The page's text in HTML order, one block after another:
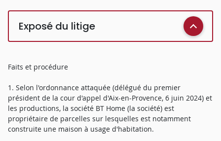
Exposé du litige
Faits et procédure
1. Selon l'ordonnance attaquée (délégué du premier
président de la cour d'appel d'Aix-en-Provence, 6 juin 2024) et
les productions, la société BT Home (la société) est
propriétaire de parcelles sur lesquelles est notamment
construite une maison à usage d'habitation.